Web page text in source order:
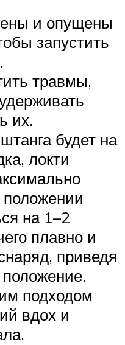
и опущены
запустить
травмы,
их.
будет на
локти
на 1–2
плавно и
приведя
подходом
вдох и